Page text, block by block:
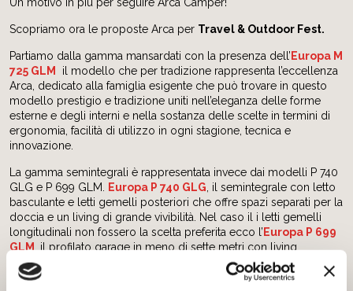
Scopriamo ora le proposte Arca per Travel & Outdoor Fest.
Partiamo dalla gamma mansardati con la presenza dell’ Europa M
725 GLM
il modello che per tradizione rappresenta l’eccellenza
Arca, dedicato alla famiglia esigente che può trovare in questo
modello prestigio e tradizione uniti nell’eleganza delle forme
esterne e degli interni e nella sostanza delle scelte in termini di
ergonomia, facilità di utilizzo in ogni stagione, tecnica e
innovazione.
La gamma semintegrali è rappresentata invece dai modelli P 740
GLG e P 699 GLM.
Europa P 740 GLG , il semintegrale con letto
basculante e letti gemelli posteriori che offre spazi separati per la
doccia e un living di grande vivibilità. Nel caso il i letti gemelli
longitudinali non fossero la scelta preferita ecco l’ Europa P 699
GLM , il profilato garage in meno di sette metri con living
anteriore con semidinette a L, tavolo a libro traslabile, letto
matrimoniale basculante a movimentazione elettrica. Spazio e